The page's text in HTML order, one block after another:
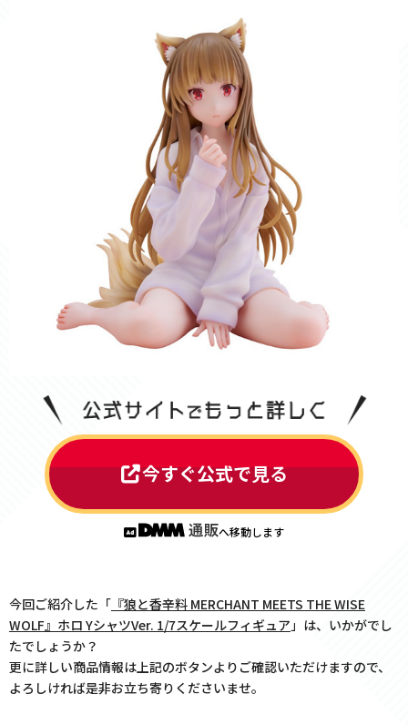
今すぐ公式で見る
へ移動します
今回ご紹介した「 『狼と香辛料 MERCHANT MEETS THE WISE
WOLF』ホロ YシャツVer. 1/7スケールフィギュア」は、いかがでし
たでしょうか？
更に詳しい商品情報は上記のボタンよりご確認いただけますので、
よろしければ是非お立ち寄りくださいませ。